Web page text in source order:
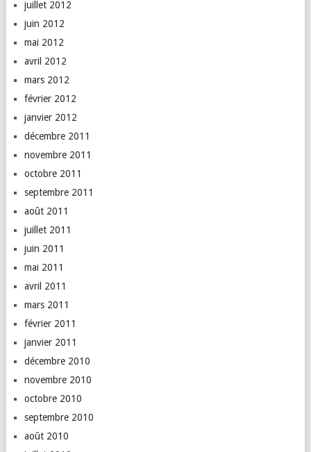
juillet 2012
juin 2012
mai 2012
avril 2012
mars 2012
février 2012
janvier 2012
décembre 2011
novembre 2011
octobre 2011
septembre 2011
août 2011
juillet 2011
juin 2011
mai 2011
avril 2011
mars 2011
février 2011
janvier 2011
décembre 2010
novembre 2010
octobre 2010
septembre 2010
août 2010